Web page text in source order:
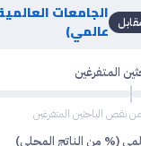
الجامعات
عالمي)
المتفرغين
من نقص الباحثين المتفرغين
(% من الناتج المحلي)